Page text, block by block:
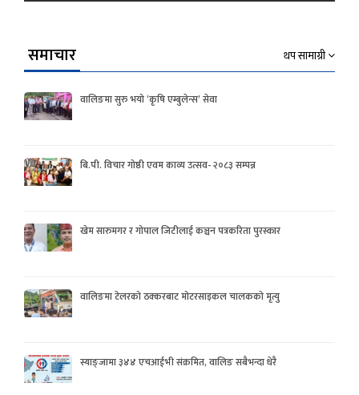
समाचार थप सामाग्री
वालिङमा सुरु भयो ‘कृषि एम्बुलेन्स’ सेवा
बि.पी. विचार गोष्ठी एवम काव्य उत्सव- २०८३ सम्पन्न
खेम सारुमगर र गोपाल जिटीलाई कञ्चन पत्रकरिता पुरस्कार
वालिङमा टेलरको ठक्करबाट मोटरसाइकल चालकको मृत्यु
स्याङ्जामा ३४४ एचआईभी संक्रमित, वालिङ सबैभन्दा धेरै